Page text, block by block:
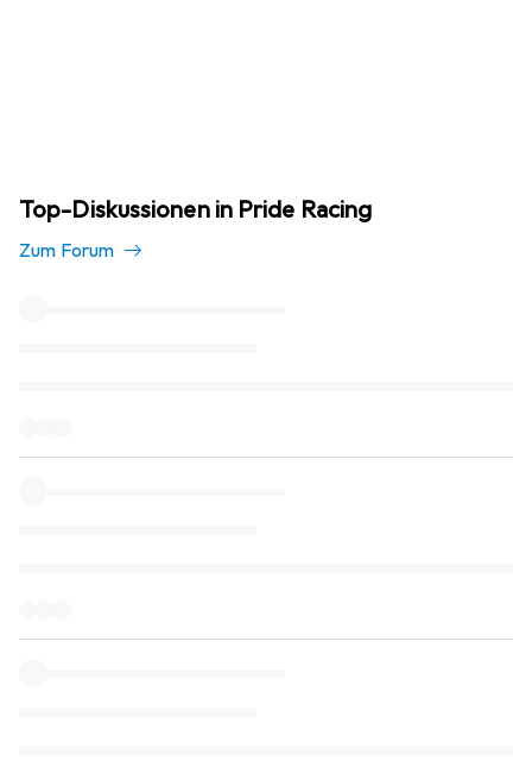
Top-Diskussionen in Pride Racing
Zum Forum